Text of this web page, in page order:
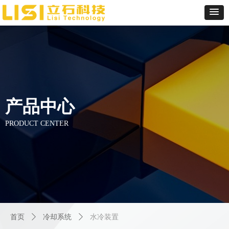
产品中心
PRODUCT CENTER
首页 ꄲ 冷却系统 ꄲ 水冷装置